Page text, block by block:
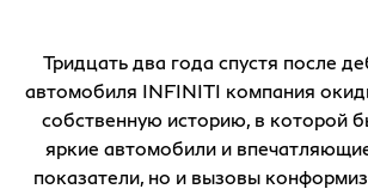
Тридцать два года спустя после
автомобиля INFINITI компания
собственную историю, в которой
яркие автомобили и
показатели, но и вызовы